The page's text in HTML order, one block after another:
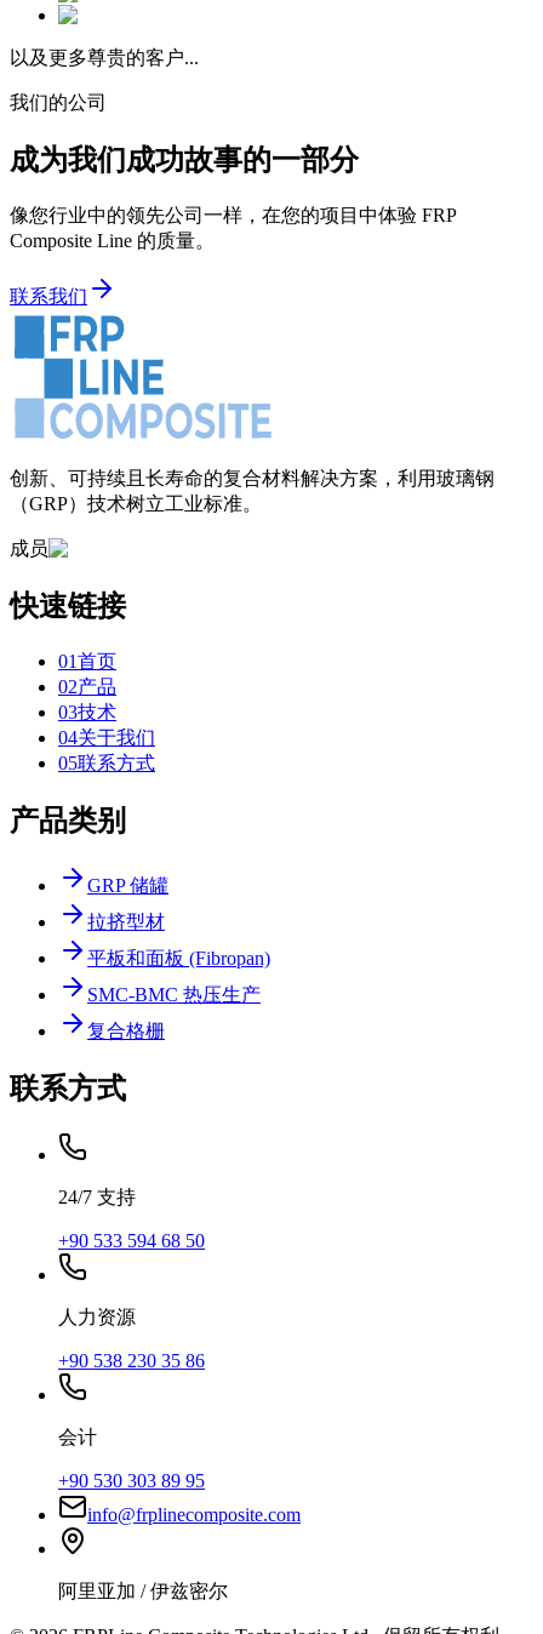
以及更多尊贵的客户...
我们的公司
成为我们成功故事的一部分
像您行业中的领先公司一样，在您的项目中体验 FRP
Composite Line 的质量。
联系我们
创新、可持续且长寿命的复合材料解决方案，利用玻璃钢
（GRP）技术树立工业标准。
成员
快速链接
01首页
02产品
03技术
04关于我们
05联系方式
产品类别
GRP 储罐
拉挤型材
平板和面板 (Fibropan)
SMC-BMC 热压生产
复合格栅
联系方式
24/7 支持
+90 533 594 68 50
人力资源
+90 538 230 35 86
会计
+90 530 303 89 95
info@frplinecomposite.com
阿里亚加 / 伊兹密尔